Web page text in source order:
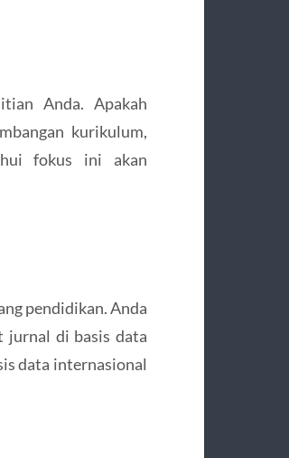
Anda. Apakah
kurikulum,
fokus ini akan
pendidikan. Anda
jurnal di basis data
data internasional